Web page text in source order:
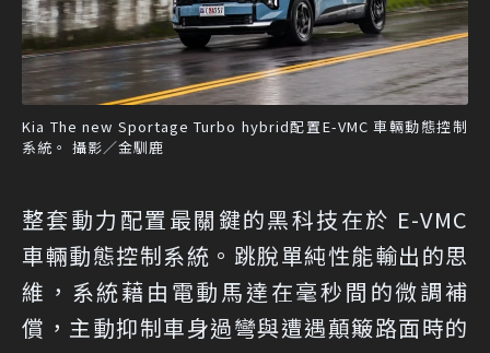
Kia The new Sportage Turbo hybrid配置E-VMC 車輛動態控制
系統。 攝影／金馴鹿
整套動力配置最關鍵的黑科技在於 E-VMC
車輛動態控制系統。跳脫單純性能輸出的思
維，系統藉由電動馬達在毫秒間的微調補
償，主動抑制車身過彎與遭遇顛簸路面時的